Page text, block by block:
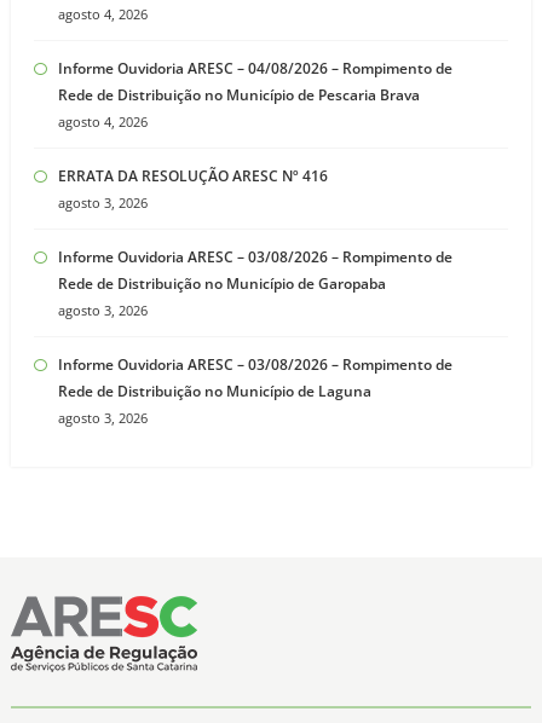
agosto 4, 2026
Informe Ouvidoria ARESC – 04/08/2026 – Rompimento de
Rede de Distribuição no Município de Pescaria Brava
agosto 4, 2026
ERRATA DA RESOLUÇÃO ARESC Nº 416
agosto 3, 2026
Informe Ouvidoria ARESC – 03/08/2026 – Rompimento de
Rede de Distribuição no Município de Garopaba
agosto 3, 2026
Informe Ouvidoria ARESC – 03/08/2026 – Rompimento de
Rede de Distribuição no Município de Laguna
agosto 3, 2026